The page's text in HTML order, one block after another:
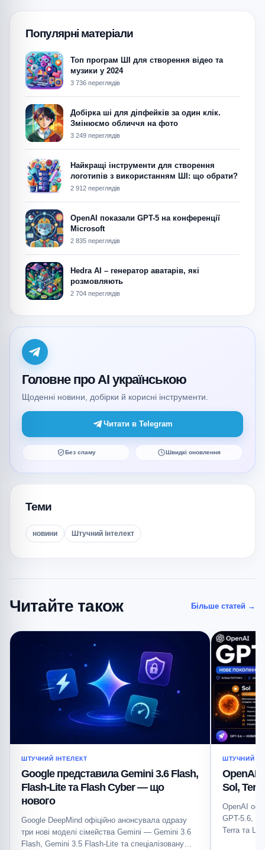
Популярні матеріали
Топ програм ШІ для створення відео та
музики у 2024
3 736 переглядів
Добірка ші для діпфейків за один клік.
Змінюємо обличчя на фото
3 249 переглядів
Найкращі інструменти для створення
логотипів з використанням ШІ: що обрати?
2 912 переглядів
OpenAI показали GPT-5 на конференції
Microsoft
2 835 переглядів
Hedra AI – генератор аватарів, які
розмовляють
2 704 переглядів
Головне про AI українською
Щоденні новини, добірки й корисні інструменти.
Читати в Telegram
Без спаму Швидкі оновлення
Теми
новини Штучний інтелект
Читайте також Більше статей →
ШТУЧНИЙ ІНТЕЛЕКТ
Google представила Gemini 3.6 Flash,
Flash-Lite та Flash Cyber — що
нового
Google DeepMind офіційно анонсувала одразу
три нові моделі сімейства Gemini — Gemini 3.6
Flash, Gemini 3.5 Flash-Lite та спеціалізовану
ШТУЧНИЙ
OpenAI
Sol,
OpenAI
GPT-5.6,
Terra та